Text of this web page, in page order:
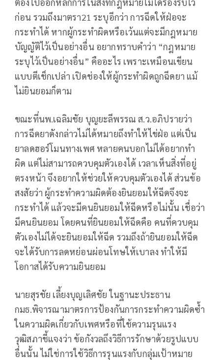
ต้องไปออกหลักการในสิ่งที่กฎหมายไม่ได้รองรับไว้
ก่อน รวมถึงมาตรา21 ระบุอีกว่า การฉีดให้ฝ่อจะ
กระทำได้ หากผู้กระทำผิดหรือเว้นแต่จะมีกฎหมาย
บัญญัติไว้เป็นอย่างอื่น อยากทราบคำว่า “กฎหมาย
ระบุไว้เป็นอย่างอื่น” คืออะไร เพราะเหมือนเขียน
แบบตีเช็กเปล่า เปิดช่องให้ผู้กระทำผิดถูกฉีดยา แม้
ไม่ยินยอมก็ตาม
ขณะที่นพ.เฉลิมชัย บุญยะลีพรรณ ส.ว.อภิปรายว่า
การฉีดยาดังกล่าวไม่ได้หมายถึงทำให้ไข่ฝ่อ แต่เป็น
ยาลดฮอร์โมนทางเพศ หลายคนบอกไม่ได้อยากทำ
ผิด แต่ไม่สามารถควบคุมตัวเองได้ เวลาเห็นสิ่งที่อยู่
ตรงหน้า จึงอยากให้ช่วยให้ควบคุมตัวเองได้ ส่วนข้อ
สงสัยว่า ผู้กระทำความผิดต้องยินยอมให้ฉีดจึงจะ
กระทำได้ แล้วจะมีคนยินยอมให้ฉีดหรือไม่นั้น เชื่อว่า
มีคนยินยอม โดยคนที่ยินยอมให้ฉีดคือ คนที่ควบคุม
ตัวเองไม่ได้จะยินยอมให้ฉีด รวมถึงถ้ายินยอมให้ฉีด
จะได้รับการลดหย่อนผ่อนโทษให้เบาลง ทำให้มี
โอกาสได้รับความยินยอม
นายสุรชัย เลี้ยงบุญเลิศชัย ในฐานะประธาน
กมธ.พิจารณามาตรการป้องกันการกระทำความผิดซ้ำ
ในความผิดเกี่ยวกับเพศหรือที่ใช้ความรุนแรง
วุฒิสภาชี้แจงว่า ข้อกังวลถึงวิธีการรักษาด้วยรูปแบบ
อื่นนั้น ไม่ใช่การใช้วิธีการรุนแรงกับกลุ่มเป้าหมาย